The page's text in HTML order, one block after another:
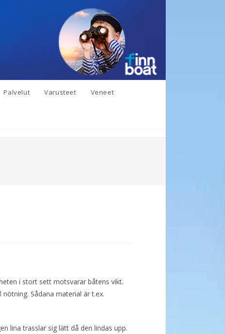
Palvelut Varusteet Veneet
i stort sett motsvarar båtens vikt.
Sådana material är t.ex.
lina trasslar sig lätt då den lindas upp.